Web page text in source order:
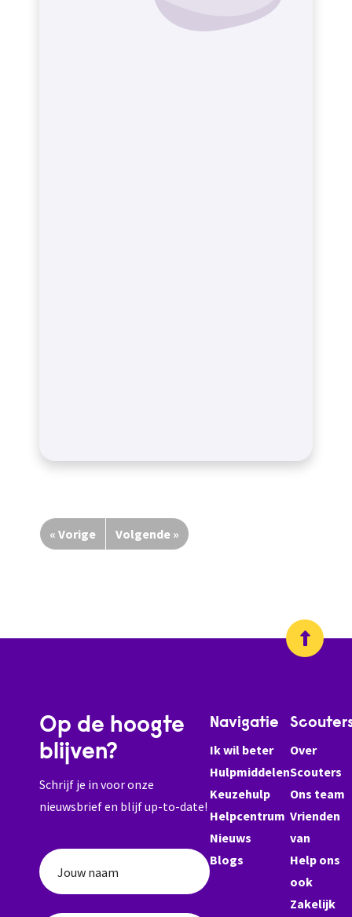
« Vorige Volgende »
Op de hoogte
blijven?
Schrijf je in voor onze
nieuwsbrief en blijf up-to-date!
Jouw naam
Navigatie
Ik wil beter
Hulpmiddelen
Keuzehulp
Helpcentrum
Nieuws
Blogs
Over
Scouters
Ons team
Vrienden
van
Help ons
ook
Zakelijk